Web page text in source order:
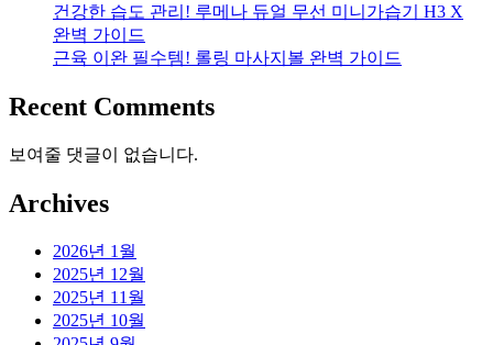
건강한 습도 관리! 루메나 듀얼 무선 미니가습기 H3 X
완벽 가이드
근육 이완 필수템! 롤링 마사지볼 완벽 가이드
Recent Comments
보여줄 댓글이 없습니다.
Archives
2026년 1월
2025년 12월
2025년 11월
2025년 10월